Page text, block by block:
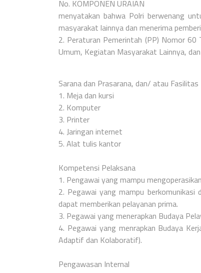
No. KOMPONEN URAIAN
menyatakan bahwa Polri berwenang
masyarakat lainnya dan menerima
2. Peraturan Pemerintah (PP) Nomor
Umum, Kegiatan Masyarakat Lainnya,
Sarana dan Prasarana, dan/ atau Fasilitas
1. Meja dan kursi
2. Komputer
3. Printer
4. Jaringan internet
5. Alat tulis kantor
Kompetensi Pelaksana
1. Pengawai yang mampu
2. Pegawai yang mampu
dapat memberikan pelayanan prima.
3. Pegawai yang menerapkan Budaya
4. Pegawai yang menrapkan Budaya
Adaptif dan Kolaboratif).
Pengawasan Internal